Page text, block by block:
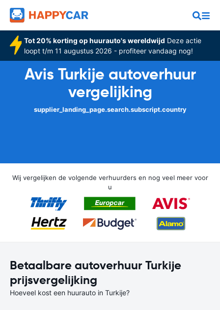
Tot 20% korting op huurauto's wereldwijd Deze actie
loopt t/m 11 augustus 2026 - profiteer vandaag nog!
Avis Turkije autoverhuur
vergelijking
supplier_landing_page.search.subscript.country
Wij vergelijken de volgende verhuurders en nog veel meer voor
u
Betaalbare autoverhuur Turkije
prijsvergelijking
Hoeveel kost een huurauto in Turkije?